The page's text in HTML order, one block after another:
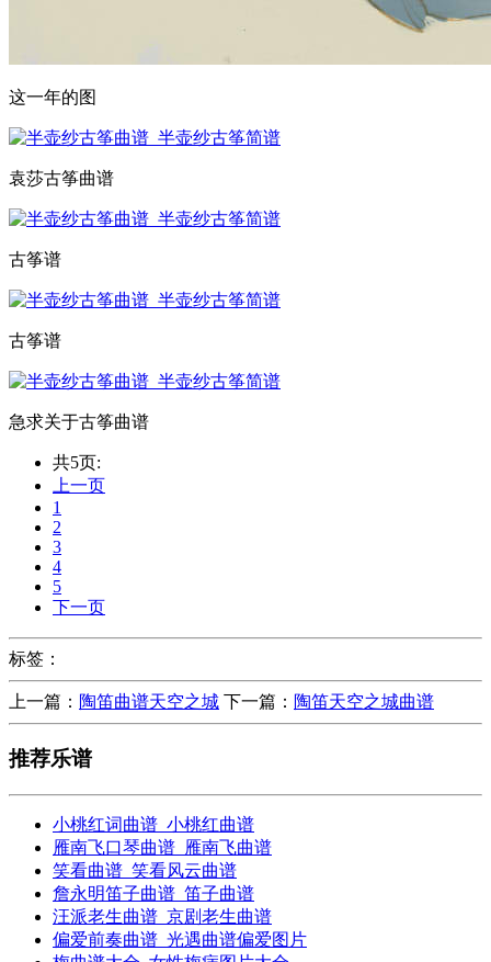
这一年的图
袁莎古筝曲谱
古筝谱
古筝谱
急求关于古筝曲谱
共5页:
上一页
1
2
3
4
5
下一页
标签：
上一篇： 陶笛曲谱天空之城 下一篇： 陶笛天空之城曲谱
推荐乐谱
小桃红词曲谱_小桃红曲谱
雁南飞口琴曲谱_雁南飞曲谱
笑看曲谱_笑看风云曲谱
詹永明笛子曲谱_笛子曲谱
汪派老生曲谱_京剧老生曲谱
偏爱前奏曲谱_光遇曲谱偏爱图片